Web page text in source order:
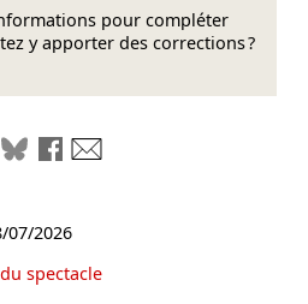
pour compléter
y apporter des corrections ?
le liensur LinkedIn
Partager sur Mastodon
Partager sur Bluesky
Partager sur Facebook
07/2026
spectacle